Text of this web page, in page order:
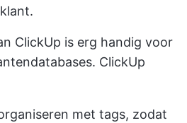
ClickUp is erg handig voor
ClickUp
met tags, zodat